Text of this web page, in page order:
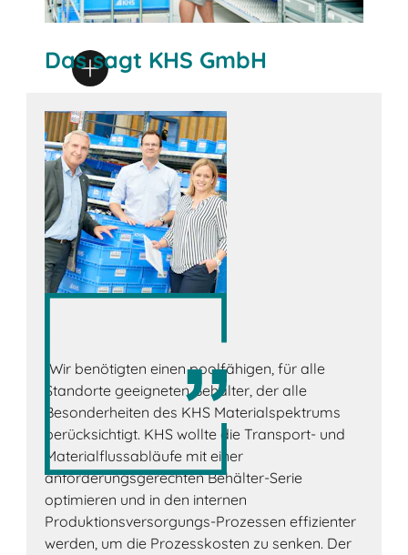
Das sagt KHS GmbH
„Wir benötigten einen poolfähigen, für alle
Standorte geeigneten Behälter, der alle
Besonderheiten des KHS Materialspektrums
berücksichtigt. KHS wollte die Transport- und
Materialflussabläufe mit einer
anforderungsgerechten Behälter-Serie
optimieren und in den internen
Produktionsversorgungs-Prozessen effizienter
werden, um die Prozesskosten zu senken. Der